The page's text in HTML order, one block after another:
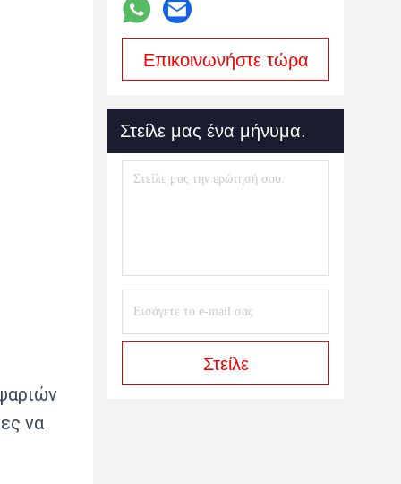
να
Επικοινωνήστε τώρα
Στείλε μας ένα μήνυμα.
Στείλε